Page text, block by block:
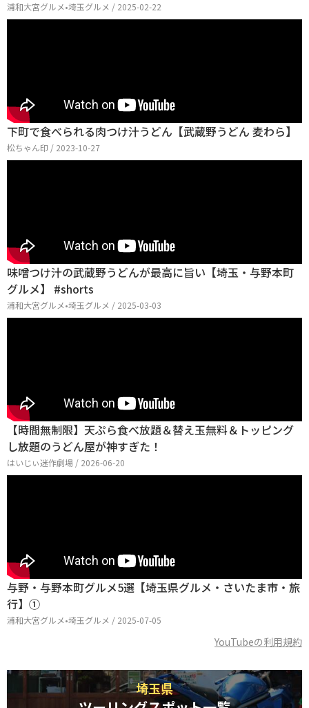
浦和大宮グルメ•埼玉グルメ / 2025-02-22
下町で食べられる肉つけ汁うどん【武蔵野うどん 麦わら】
松ちゃん印 / 2023-10-27
味噌つけ汁の武蔵野うどんが最高に旨い【埼玉・与野本町
グルメ】 #shorts
浦和大宮グルメ•埼玉グルメ / 2025-03-03
【時間無制限】天ぷら食べ放題＆替え玉無料＆トッピング
し放題のうどん屋が神すぎた！
はいじぃ迷作劇場 / 2026-06-20
与野・与野本町グルメ5選【埼玉県グルメ・さいたま市・旅
行】①
浦和大宮グルメ•埼玉グルメ / 2025-07-05
YouTubeの利用規約
埼玉県